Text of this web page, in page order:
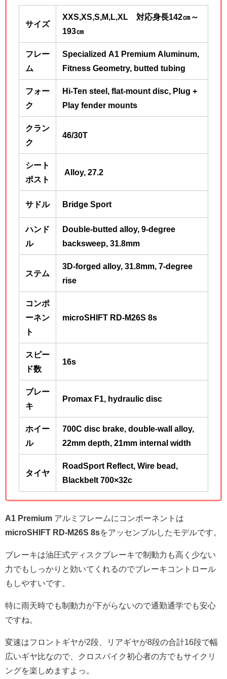
サイズ
XXS,XS,S,M,L,XL 対応身長142㎝～
193㎝
フレー
ム
Specialized A1 Premium Aluminum,
Fitness Geometry, butted tubing
フォー
ク
Hi-Ten steel, flat-mount disc, Plug +
Play fender mounts
クラン
ク
46/30T
シート
ポスト
Alloy, 27.2
サドル Bridge Sport
ハンド
ル
Double-butted alloy, 9-degree
backsweep, 31.8mm
ステム
3D-forged alloy, 31.8mm, 7-degree
rise
コンポ
ーネン
ト
microSHIFT RD-M26S 8s
スピー
ド数
16s
ブレー
キ
Promax F1, hydraulic disc
ホイー
ル
700C disc brake, double-wall alloy,
22mm depth, 21mm internal width
タイヤ
RoadSport Reflect, Wire bead,
Blackbelt 700×32c
A1 Premium アルミフレームにコンポーネントは
microSHIFT RD-M26S 8sをアッセンブルしたモデルです。
ブレーキは油圧式ディスクブレーキで制動力も高く少ない
力でもしっかりと効いてくれるのでブレーキコントロール
もしやすいです。
特に雨天時でも制動力が下がらないので通勤通学でも安心
ですね。
変速はフロントギヤが2段、リアギヤが8段の合計16段で幅
広いギヤ比なので、クロスバイク初心者の方でもサイクリ
ングを楽しめますよっ。